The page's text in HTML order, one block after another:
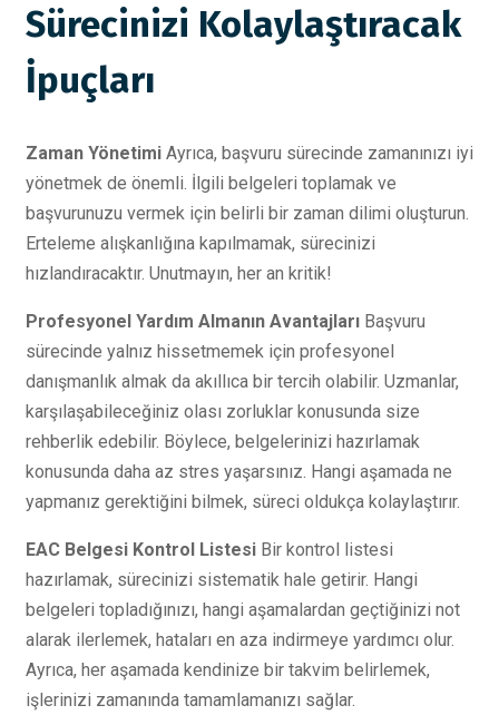
Sürecinizi Kolaylaştıracak
İpuçları
Zaman Yönetimi Ayrıca, başvuru sürecinde zamanınızı iyi
yönetmek de önemli. İlgili belgeleri toplamak ve
başvurunuzu vermek için belirli bir zaman dilimi oluşturun.
Erteleme alışkanlığına kapılmamak, sürecinizi
hızlandıracaktır. Unutmayın, her an kritik!
Profesyonel Yardım Almanın Avantajları Başvuru
sürecinde yalnız hissetmemek için profesyonel
danışmanlık almak da akıllıca bir tercih olabilir. Uzmanlar,
karşılaşabileceğiniz olası zorluklar konusunda size
rehberlik edebilir. Böylece, belgelerinizi hazırlamak
konusunda daha az stres yaşarsınız. Hangi aşamada ne
yapmanız gerektiğini bilmek, süreci oldukça kolaylaştırır.
EAC Belgesi Kontrol Listesi Bir kontrol listesi
hazırlamak, sürecinizi sistematik hale getirir. Hangi
belgeleri topladığınızı, hangi aşamalardan geçtiğinizi not
alarak ilerlemek, hataları en aza indirmeye yardımcı olur.
Ayrıca, her aşamada kendinize bir takvim belirlemek,
işlerinizi zamanında tamamlamanızı sağlar.